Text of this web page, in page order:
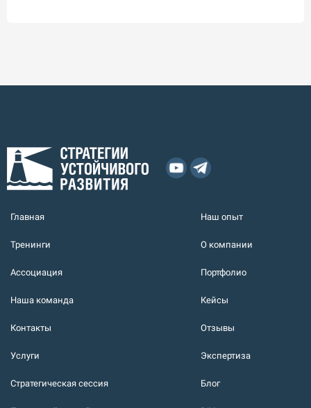
Главная
Тренинги
Ассоциация
Наша команда
Контакты
Услуги
Стратегическая сессия
Наш опыт
О компании
Портфолио
Кейсы
Отзывы
Экспертиза
Блог